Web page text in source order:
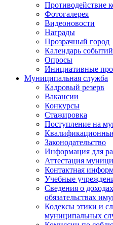
Противодействие
Фотогалерея
Видеоновости
Награды
Прозрачный город
Календарь событий
Опросы
Инициативные
Муниципальная служба
Кадровый резерв
Вакансии
Конкурсы
Стажировка
Поступление на
Законодательство
Информация для
Аттестация
Контактная
Учебные
Сведения о
обязательствах
Кодексы этики и
муниципальных